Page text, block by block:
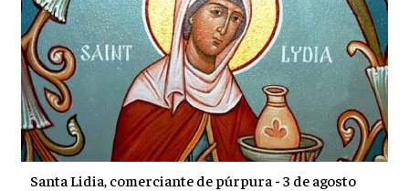
Santa Lidia, comerciante de púrpura - 3 de agosto